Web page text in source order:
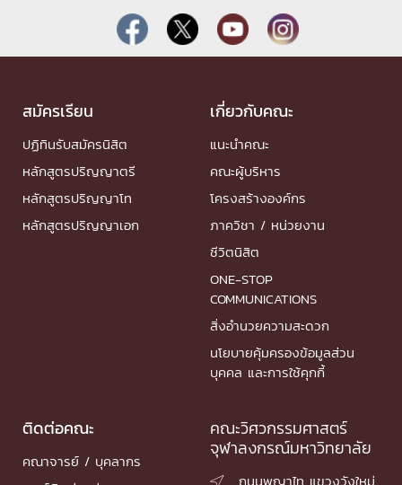
สมัครเรียน
ปฏิทินรับสมัครนิสิต
หลักสูตรปริญญาตรี
หลักสูตรปริญญาโท
หลักสูตรปริญญาเอก
เกี่ยวกับคณะ
แนะนำคณะ
คณะผู้บริหาร
โครงสร้างองค์กร
ภาควิชา / หน่วยงาน
ชีวิตนิสิต
ONE-STOP
COMMUNICATIONS
สิ่งอำนวยความสะดวก
นโยบายคุ้มครองข้อมูลส่วน
บุคคล และการใช้คุกกี้
ติดต่อคณะ
คณาจารย์ / บุคลากร
คณะวิศวกรรมศาสตร์
จุฬาลงกรณ์มหาวิทยาลัย
